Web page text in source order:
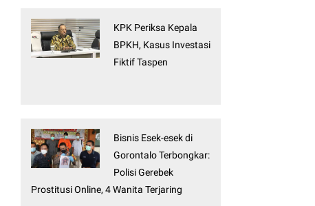
KPK Periksa Kepala
BPKH, Kasus Investasi
Fiktif Taspen
Bisnis Esek-esek di
Gorontalo Terbongkar:
Polisi Gerebek
Prostitusi Online, 4 Wanita Terjaring